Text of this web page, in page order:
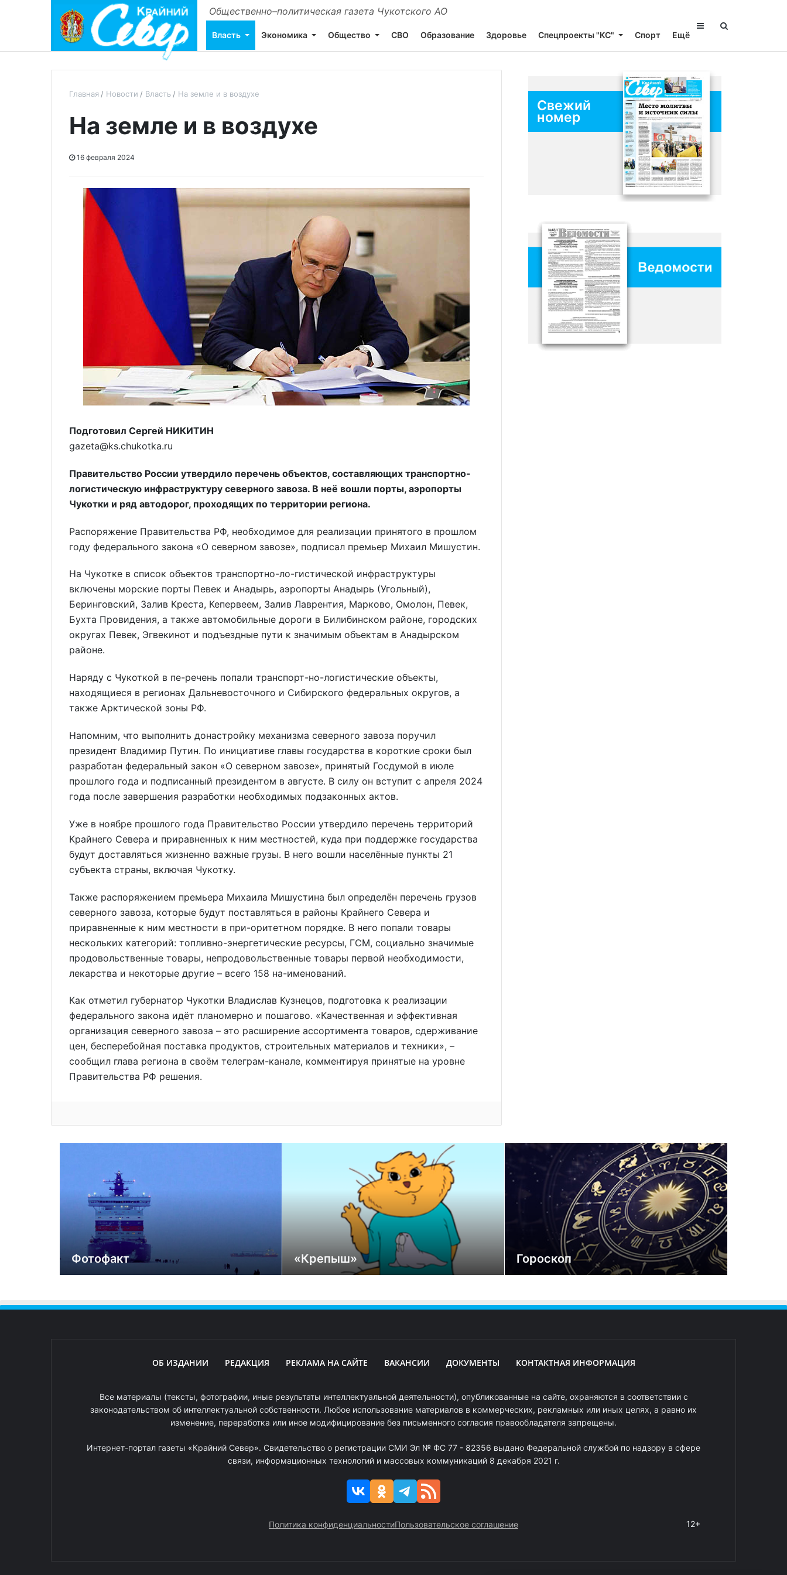
Общественно–политическая газета Чукотского АО
Власть Экономика Общество СВО Образование Здоровье Спецпроекты "КС" Спорт Ещё
Главная Новости Власть На земле и в воздухе
На земле и в воздухе
16 февраля 2024
Подготовил Сергей НИКИТИН
gazeta@ks.chukotka.ru
Правительство России утвердило перечень объектов, составляющих транспортно-
логистическую инфраструктуру северного завоза. В неё вошли порты, аэропорты
Чукотки и ряд автодорог, проходящих по территории региона.
Распоряжение Правительства РФ, необходимое для реализации принятого в прошлом
году федерального закона «О северном завозе», подписал премьер Михаил Мишустин.
На Чукотке в список объектов транспортно-ло-гистической инфраструктуры
включены морские порты Певек и Анадырь, аэропорты Анадырь (Угольный),
Беринговский, Залив Креста, Кепервеем, Залив Лаврентия, Марково, Омолон, Певек,
Бухта Провидения, а также автомобильные дороги в Билибинском районе, городских
округах Певек, Эгвекинот и подъездные пути к значимым объектам в Анадырском
районе.
Наряду с Чукоткой в пе-речень попали транспорт-но-логистические объекты,
находящиеся в регионах Дальневосточного и Сибирского федеральных округов, а
также Арктической зоны РФ.
Напомним, что выполнить донастройку механизма северного завоза поручил
президент Владимир Путин. По инициативе главы государства в короткие сроки был
разработан федеральный закон «О северном завозе», принятый Госдумой в июле
прошлого года и подписанный президентом в августе. В силу он вступит с апреля 2024
года после завершения разработки необходимых подзаконных актов.
Уже в ноябре прошлого года Правительство России утвердило перечень территорий
Крайнего Севера и приравненных к ним местностей, куда при поддержке государства
будут доставляться жизненно важные грузы. В него вошли населённые пункты 21
субъекта страны, включая Чукотку.
Также распоряжением премьера Михаила Мишустина был определён перечень грузов
северного завоза, которые будут поставляться в районы Крайнего Севера и
приравненные к ним местности в при-оритетном порядке. В него попали товары
нескольких категорий: топливно-энергетические ресурсы, ГСМ, социально значимые
продовольственные товары, непродовольственные товары первой необходимости,
лекарства и некоторые другие – всего 158 на-именований.
Как отметил губернатор Чукотки Владислав Кузнецов, подготовка к реализации
федерального закона идёт планомерно и пошагово. «Качественная и эффективная
организация северного завоза – это расширение ассортимента товаров, сдерживание
цен, бесперебойная поставка продуктов, строительных материалов и техники», –
сообщил глава региона в своём телеграм-канале, комментируя принятые на уровне
Правительства РФ решения.
Свежий
номер
Фотофакт «Крепыш» Гороскоп
ОБ ИЗДАНИИ РЕДАКЦИЯ РЕКЛАМА НА САЙТЕ ВАКАНСИИ ДОКУМЕНТЫ КОНТАКТНАЯ ИНФОРМАЦИЯ
Все материалы (тексты, фотографии, иные результаты интеллектуальной деятельности), опубликованные на сайте, охраняются в соответствии с
законодательством об интеллектуальной собственности. Любое использование материалов в коммерческих, рекламных или иных целях, а равно их
изменение, переработка или иное модифицирование без письменного согласия правообладателя запрещены.
Интернет-портал газеты «Крайний Север». Свидетельство о регистрации СМИ Эл № ФС 77 - 82356 выдано Федеральной службой по надзору в сфере
связи, информационных технологий и массовых коммуникаций 8 декабря 2021 г.
Политика конфиденциальностиПользовательское соглашение 12+